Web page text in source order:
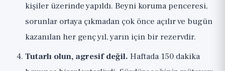
kişiler üzerinde yapıldı. Beyni koruma penceresi,
sorunlar ortaya çıkmadan çok önce açılır ve bugün
kazanılan her genç yıl, yarın için bir rezervdir.
Tutarlı olun, agresif değil. Haftada 150 dakika